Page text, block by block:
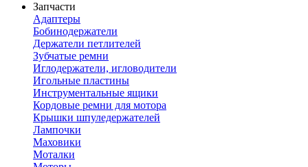
Запчасти
Адаптеры
Бобинодержатели
Держатели петлителей
Зубчатые ремни
Иглодержатели, игловодители
Игольные пластины
Инструментальные ящики
Кордовые ремни для мотора
Крышки шпуледержателей
Лампочки
Маховики
Моталки